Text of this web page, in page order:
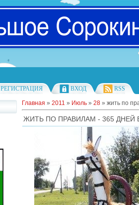
РЕГИСТРАЦИЯ ВХОД RSS
Главная » 2011 » Июль » 28 » жить по
ЖИТЬ ПО ПРАВИЛАМ - 365 ДНЕЙ